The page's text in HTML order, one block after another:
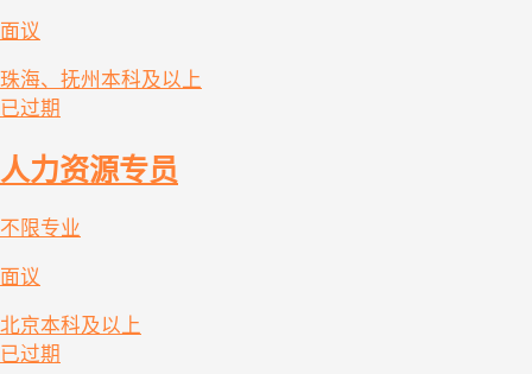
面议
珠海、抚州 本科及以上
已过期
人力资源专员
不限专业
面议
北京本科及以上
已过期